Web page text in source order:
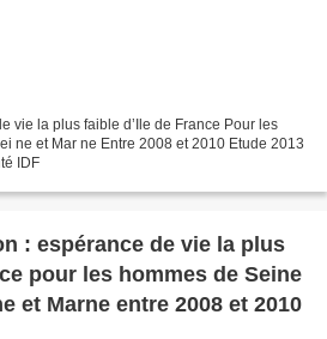
vie la plus faible d’Ile de France Pour les
ne et Mar ne Entre 2008 et 2010 Etude 2013
IDF
: espérance de vie la plus
pour les hommes de Seine
St Denis et de Seine et Marne entre 2008 et 2010